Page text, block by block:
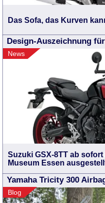
Das Sofa, das Kurven
Design-Auszeichnung
News
Suzuki GSX-8TT ab
Museum Essen
Yamaha Tricity 300
Blog